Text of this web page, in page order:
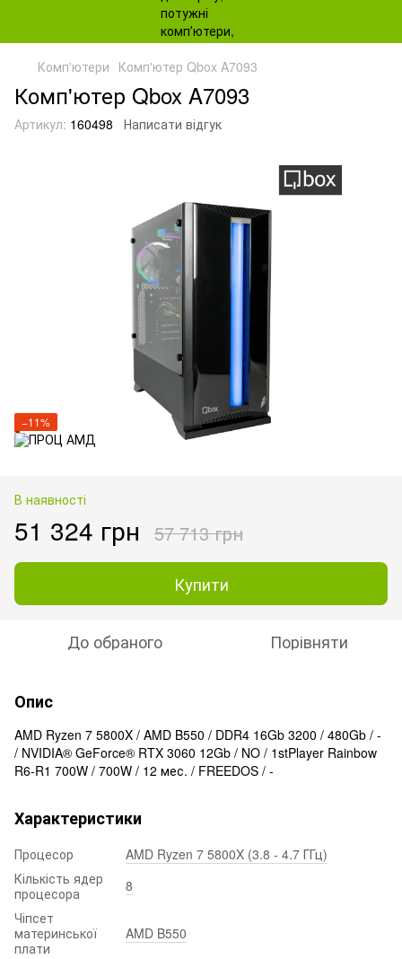
Комп'ютери Комп'ютер Qbox A7093
Комп'ютер Qbox A7093
Артикул: 160498 Написати відгук
−11%
В наявності
51 324 грн 57 713 грн
Купити
До обраного Порівняти
Опис
AMD Ryzen 7 5800X / AMD B550 / DDR4 16Gb 3200 / 480Gb / -
/ NVIDIA® GeForce® RTX 3060 12Gb / NO / 1stPlayer Rainbow
R6-R1 700W / 700W / 12 мес. / FREEDOS / -
Характеристики
Процесор
AMD Ryzen 7 5800X (3.8 - 4.7 ГГц)
Кількість ядер
процесора
8
Чіпсет
материнської
плати
AMD B550